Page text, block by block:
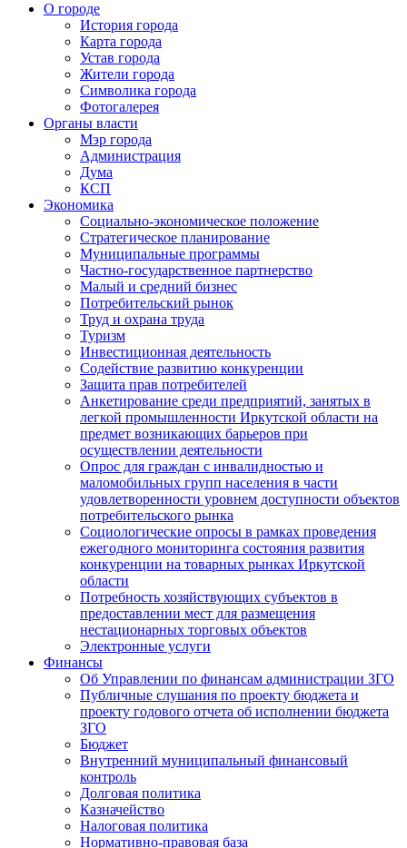
О городе
История города
Карта города
Устав города
Жители города
Символика города
Фотогалерея
Органы власти
Мэр города
Администрация
Дума
КСП
Экономика
Социально-экономическое положение
Стратегическое планирование
Муниципальные программы
Частно-государственное партнерство
Малый и средний бизнес
Потребительский рынок
Труд и охрана труда
Туризм
Инвестиционная деятельность
Содействие развитию конкуренции
Защита прав потребителей
Анкетирование среди предприятий, занятых в
легкой промышленности Иркутской области на
предмет возникающих барьеров при
осуществлении деятельности
Опрос для граждан с инвалидностью и
маломобильных групп населения в части
удовлетворенности уровнем доступности объектов
потребительского рынка
Социологические опросы в рамках проведения
ежегодного мониторинга состояния развития
конкуренции на товарных рынках Иркутской
области
Потребность хозяйствующих субъектов в
предоставлении мест для размещения
нестационарных торговых объектов
Электронные услуги
Финансы
Об Управлении по финансам администрации ЗГО
Публичные слушания по проекту бюджета и
проекту годового отчета об исполнении бюджета
ЗГО
Бюджет
Внутренний муниципальный финансовый
контроль
Долговая политика
Казначейство
Налоговая политика
Нормативно-правовая база